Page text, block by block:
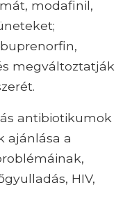
modafinil,
megváltoztatják
antibiotikumok
ajánlása a
HIV,